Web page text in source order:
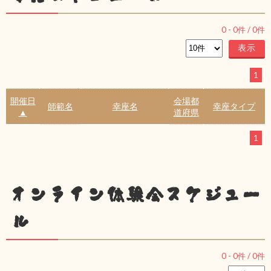
0 - 0件 /0件
1
開催日
▲
師範名 幸座名
会場都
道府県
幸座タイプ
1
オンライン体験会スケジュー
ル
0 - 0件 /0件